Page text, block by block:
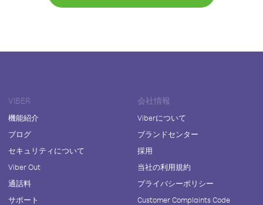
VIBER
機能紹介
ブログ
セキュリティについて
Viber Out
通話料
サポート
会社情報
Viberについて
ブランドセンター
採用
当社の利用規約
プライバシーポリシー
Customer Complaints Code